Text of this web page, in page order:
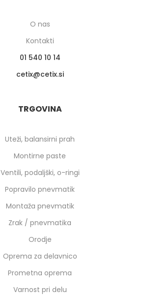
O nas
Kontakti
01 540 10 14
cetix
cetix.si
TRGOVINA
Uteži, balansirni prah
Montirne paste
Ventili, podaljški, o-ringi
Popravilo pnevmatik
Montaža pnevmatik
Zrak / pnevmatika
Orodje
Oprema za delavnico
Prometna oprema
Varnost pri delu